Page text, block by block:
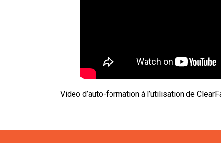
Video d’auto-formation à l’utilisation de